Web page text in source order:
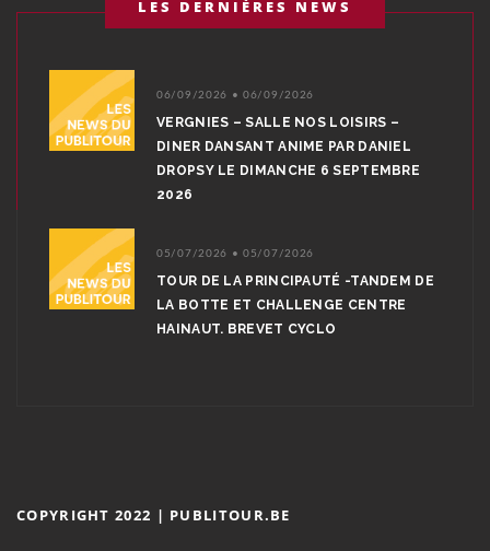
LES DERNIÈRES NEWS
06/09/2026 • 06/09/2026
VERGNIES – SALLE NOS LOISIRS –
DINER DANSANT ANIME PAR DANIEL
DROPSY LE DIMANCHE 6 SEPTEMBRE
2026
05/07/2026 • 05/07/2026
TOUR DE LA PRINCIPAUTÉ -TANDEM DE
LA BOTTE ET CHALLENGE CENTRE
HAINAUT. BREVET CYCLO
COPYRIGHT 2022 | PUBLITOUR.BE